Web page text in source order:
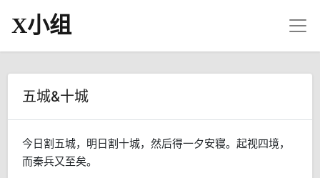
X小组
五城&十城
今日割五城，明日割十城，然后得一夕安寝。起视四境，
而秦兵又至矣。